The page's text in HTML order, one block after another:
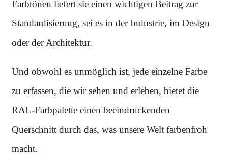
Farbtönen liefert sie einen wichtigen Beitrag zur
Standardisierung, sei es in der Industrie, im Design
oder der Architektur.
Und obwohl es unmöglich ist, jede einzelne Farbe
zu erfassen, die wir sehen und erleben, bietet die
RAL-Farbpalette einen beeindruckenden
Querschnitt durch das, was unsere Welt farbenfroh
macht.